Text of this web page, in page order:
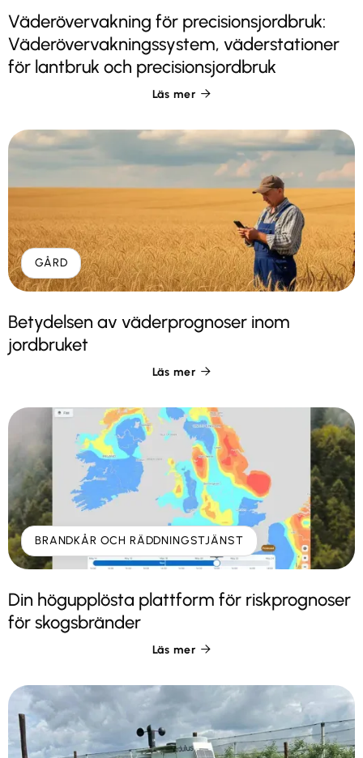
Väderövervakning för precisionsjordbruk:
Väderövervakningssystem, väderstationer
för lantbruk och precisionsjordbruk
Läs mer 
GÅRD
Betydelsen av väderprognoser inom
jordbruket
Läs mer 
BRANDKÅR OCH RÄDDNINGSTJÄNST
Din högupplösta plattform för riskprognoser
för skogsbränder
Läs mer 